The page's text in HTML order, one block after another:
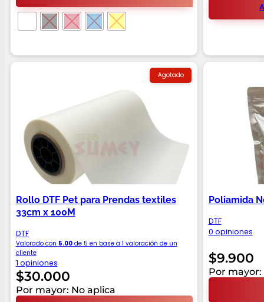
Agotado
Rollo DTF Pet para Prendas textiles
33cm x 100M
DTF
Valorado con 5.00de 5 en base a 1 valoración de un
cliente
1 opiniones
$30.000
Por mayor: No aplica
Poliamida
DTF
0 opiniones
$9.900
Por mayor: